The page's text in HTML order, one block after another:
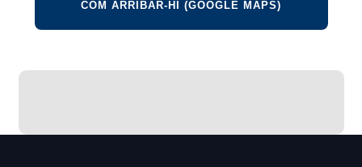
COM ARRIBAR-HI (GOOGLE MAPS)